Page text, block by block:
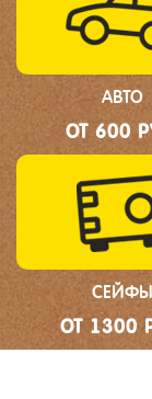
АВТО
ОТ 600
СЕЙФЫ
ОТ 1300